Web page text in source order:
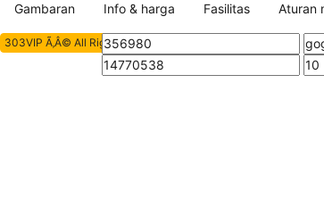
Gambaran Info & harga Fasilitas Aturan
303VIP Ã‚Â© All Rights Reserved